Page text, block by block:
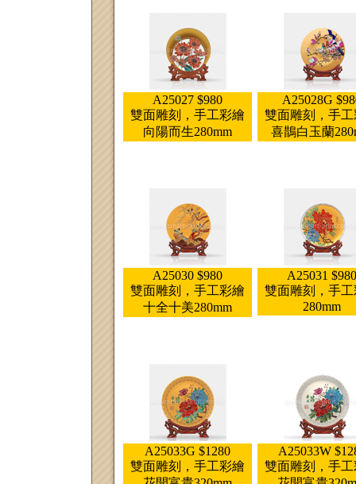
A25027 $980
雙面雕刻，手工彩繪
向陽而生280mm
A25028G
雙面雕刻，手
喜鵲白玉蘭
A25030 $980
雙面雕刻，手工彩繪
十全十美280mm
A25031 $980
雙面雕刻，手
280mm
A25033G $1280
雙面雕刻，手工彩繪
A25033W
雙面雕刻，手